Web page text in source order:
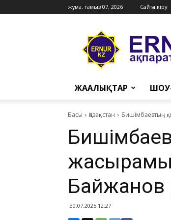
жұма, тамыз 07, 2026 Сайтқа кіру
Ernur
Press
ЖАҢАЛЫҚТАР
Басы Қазақстан Бишімбаевтың
Байжанов
30.07.2025 12:27